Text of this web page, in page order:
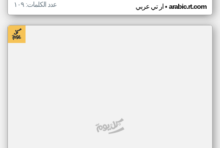
ار تي عربي• arabic.rt.com عدد الكلمات: ١٠٩